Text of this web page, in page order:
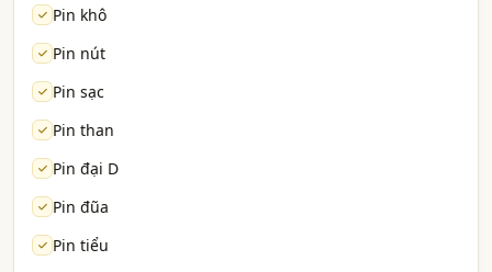
Pin khô
Pin nút
Pin sạc
Pin than
Pin đại D
Pin đũa
Pin tiểu